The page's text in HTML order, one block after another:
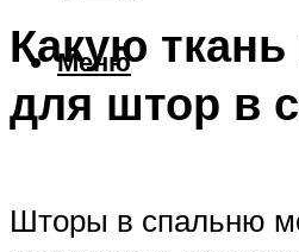
Меню
Какую
для штор в
Шторы в спальню